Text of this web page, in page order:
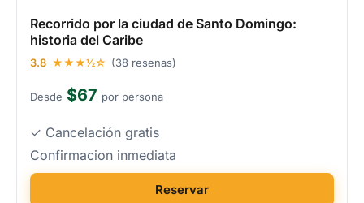
Recorrido por la ciudad de Santo Domingo:
historia del Caribe
3.8 ★★★½☆ (38 resenas)
Desde $67 por persona
✓ Cancelación gratis
Confirmacion inmediata
Reservar